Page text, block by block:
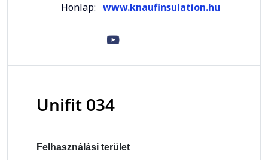
Honlap: www.knaufinsulation.hu
Unifit 034
Felhasználási terület